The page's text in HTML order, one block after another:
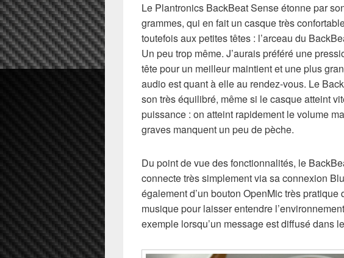
Le Plantronics BackBeat Sense étonne par
grammes, qui en fait un casque très
toutefois aux petites têtes : l’arceau du
Un peu trop même. J’aurais préféré une
tête pour un meilleur maintient et une plus
audio est quant à elle au rendez-vous. Le
son très équilibré, même si le casque atteint
puissance : on atteint rapidement le volume
graves manquent un peu de pèche.
Du point de vue des fonctionnalités, le
connecte très simplement via sa connexion
également d’un bouton OpenMic très
musique pour laisser entendre
exemple lorsqu’un message est diffusé dans